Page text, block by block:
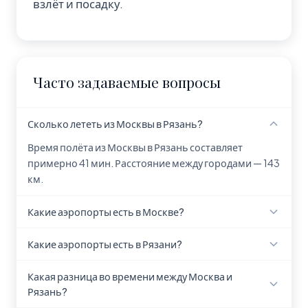
взлёт и посадку.
Часто задаваемые вопросы
Сколько лететь из Москвы в Рязань?
Время полёта из Москвы в Рязань составляет
примерно 41 мин. Расстояние между городами — 143
км.
Какие аэропорты есть в Москве?
Какие аэропорты есть в Рязани?
Какая разница во времени между Москва и
Рязань?